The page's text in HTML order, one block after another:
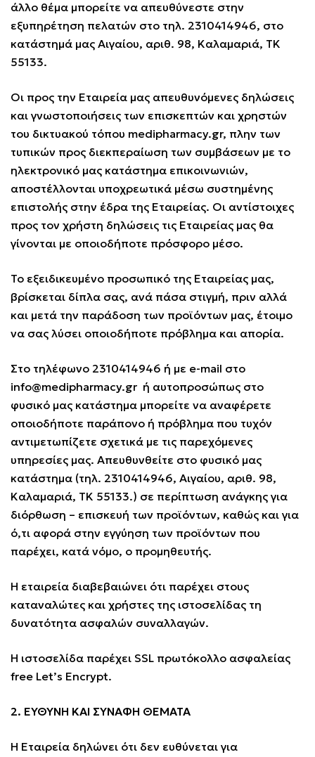
άλλο θέμα μπορείτε να απευθύνεστε στην
εξυπηρέτηση πελατών στο τηλ. 2310414946, στο
κατάστημά μας Αιγαίου, αριθ. 98, Καλαμαριά, ΤΚ
55133.
Οι προς την Εταιρεία μας απευθυνόμενες δηλώσεις
και γνωστοποιήσεις των επισκεπτών και χρηστών
του δικτυακού τόπου medipharmacy.gr, πλην των
τυπικών προς διεκπεραίωση των συμβάσεων με το
ηλεκτρονικό μας κατάστημα επικοινωνιών,
αποστέλλονται υποχρεωτικά μέσω συστημένης
επιστολής στην έδρα της Εταιρείας. Οι αντίστοιχες
προς τον χρήστη δηλώσεις τις Εταιρείας μας θα
γίνονται με οποιοδήποτε πρόσφορο μέσο.
Το εξειδικευμένο προσωπικό της Εταιρείας μας,
βρίσκεται δίπλα σας, ανά πάσα στιγμή, πριν αλλά
και μετά την παράδοση των προϊόντων μας, έτοιμο
να σας λύσει οποιοδήποτε πρόβλημα και απορία.
Στο τηλέφωνο 2310414946 ή με e-mail στο
info@medipharmacy.gr ή αυτοπροσώπως στο
φυσικό μας κατάστημα μπορείτε να αναφέρετε
οποιοδήποτε παράπονο ή πρόβλημα που τυχόν
αντιμετωπίζετε σχετικά με τις παρεχόμενες
υπηρεσίες μας. Απευθυνθείτε στο φυσικό μας
κατάστημα (τηλ. 2310414946, Αιγαίου, αριθ. 98,
Καλαμαριά, ΤΚ 55133.) σε περίπτωση ανάγκης για
διόρθωση – επισκευή των προϊόντων, καθώς και για
ό,τι αφορά στην εγγύηση των προϊόντων που
παρέχει, κατά νόμο, ο προμηθευτής.
Η εταιρεία διαβεβαιώνει ότι παρέχει στους
καταναλώτες και χρήστες της ιστοσελίδας τη
δυνατότητα ασφαλών συναλλαγών.
Η ιστοσελίδα παρέχει SSL πρωτόκολλο ασφαλείας
free Let’s Encrypt.
2. ΕΥΘΥΝΗ ΚΑΙ ΣΥΝΑΦΗ ΘΕΜΑΤΑ
Η Εταιρεία δηλώνει ότι δεν ευθύνεται για